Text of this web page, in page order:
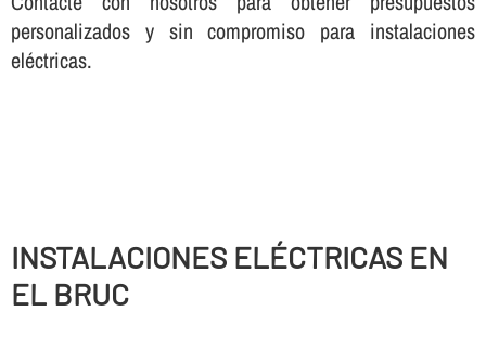
personalizados y sin compromiso para instalaciones
eléctricas.
INSTALACIONES ELÉCTRICAS EN
EL BRUC